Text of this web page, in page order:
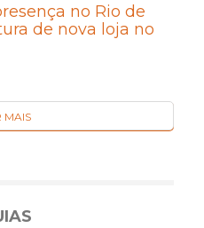
no Rio de
de nova loja no
MAIS